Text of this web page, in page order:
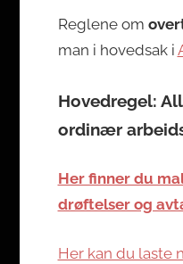
Reglene om
man i hovedsak i
Hovedregel:
ordinær
Her finner du
drøftelser og
Her kan du laste